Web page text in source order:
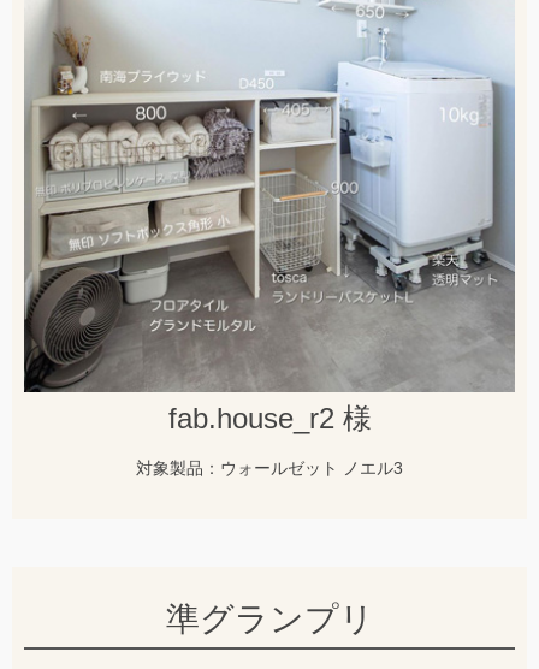
fab.house_r2 様
対象製品：ウォールゼット ノエル3
準グランプリ